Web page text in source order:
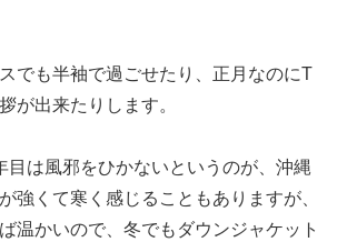
でも半袖で過ごせたり、正月なのにT
が出来たりします。
目は風邪をひかないというのが、沖縄
強くて寒く感じることもありますが、
温かいので、冬でもダウンジャケット